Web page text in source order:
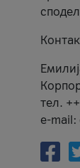
тел.
e-mail: